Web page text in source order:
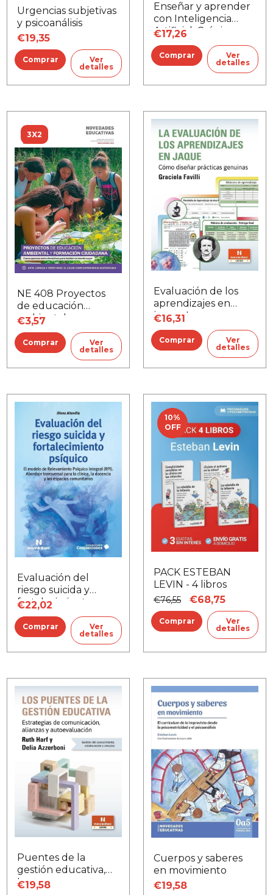
Urgencias subjetivas
y psicoanálisis
€19,35
Ver
detalles
Enseñar y aprender
con Inteligencia
Artificial. Crónicas
desde el aula
€17,26
Ver
detalles
3X2
NE 408 Proyectos
de educación
ambiental y
formación
ciudadana
€3,57
Ver
detalles
Evaluación de los
aprendizajes en
jaque, La
€16,31
Ver
detalles
Evaluación del
riesgo suicida y
fortalecimiento
psíquico
€22,02
Ver
detalles
10%
OFF
PACK ESTEBAN
LEVIN - 4 libros
€76,55 €68,75
Ver
detalles
Puentes de la
gestión educativa,
Los
€19,58
Cuerpos y saberes
en movimiento
€19,58